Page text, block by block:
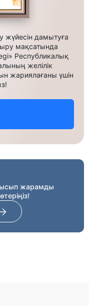
жүйесін дамытуға
мақсатында
Республикалық
желілік
жариялағаны үшін
жарамды